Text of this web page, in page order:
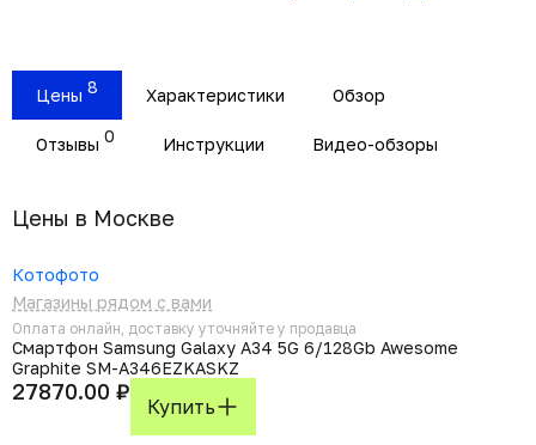
Цены 8 Характеристики Обзор
Отзывы 0 Инструкции Видео-обзоры
Цены в Москвe
Котофото
Магазины рядом с вами
Оплата онлайн, доставку уточняйте у продавца
Смартфон Samsung Galaxy A34 5G 6/128Gb Awesome
Graphite SM-A346EZKASKZ
27870.00 ₽
Купить